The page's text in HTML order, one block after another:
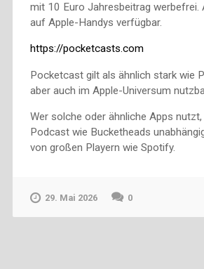
mit 10 Euro Jahresbeitrag werbefrei.
auf Apple-Handys verfügbar.
https://pocketcasts.com
Pocketcast gilt als ähnlich stark wie
aber auch im Apple-Universum
Wer solche oder ähnliche Apps
Podcast wie Bucketheads
von großen Playern wie Spotify.
29. Mai 2026 0